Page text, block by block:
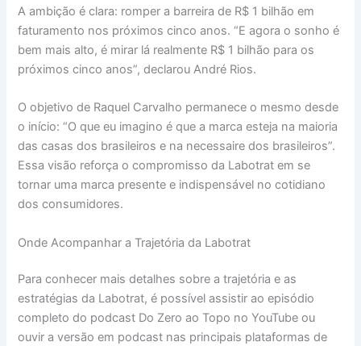
A ambição é clara: romper a barreira de R$ 1 bilhão em
faturamento nos próximos cinco anos. “E agora o sonho é
bem mais alto, é mirar lá realmente R$ 1 bilhão para os
próximos cinco anos”, declarou André Rios.
O objetivo de Raquel Carvalho permanece o mesmo desde
o início: “O que eu imagino é que a marca esteja na maioria
das casas dos brasileiros e na necessaire dos brasileiros”.
Essa visão reforça o compromisso da Labotrat em se
tornar uma marca presente e indispensável no cotidiano
dos consumidores.
Onde Acompanhar a Trajetória da Labotrat
Para conhecer mais detalhes sobre a trajetória e as
estratégias da Labotrat, é possível assistir ao episódio
completo do podcast Do Zero ao Topo no YouTube ou
ouvir a versão em podcast nas principais plataformas de